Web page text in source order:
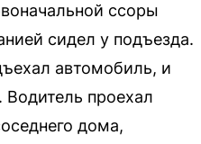
ссоры
сидел у подъезда.
автомобиль, и
Водитель проехал
дома,